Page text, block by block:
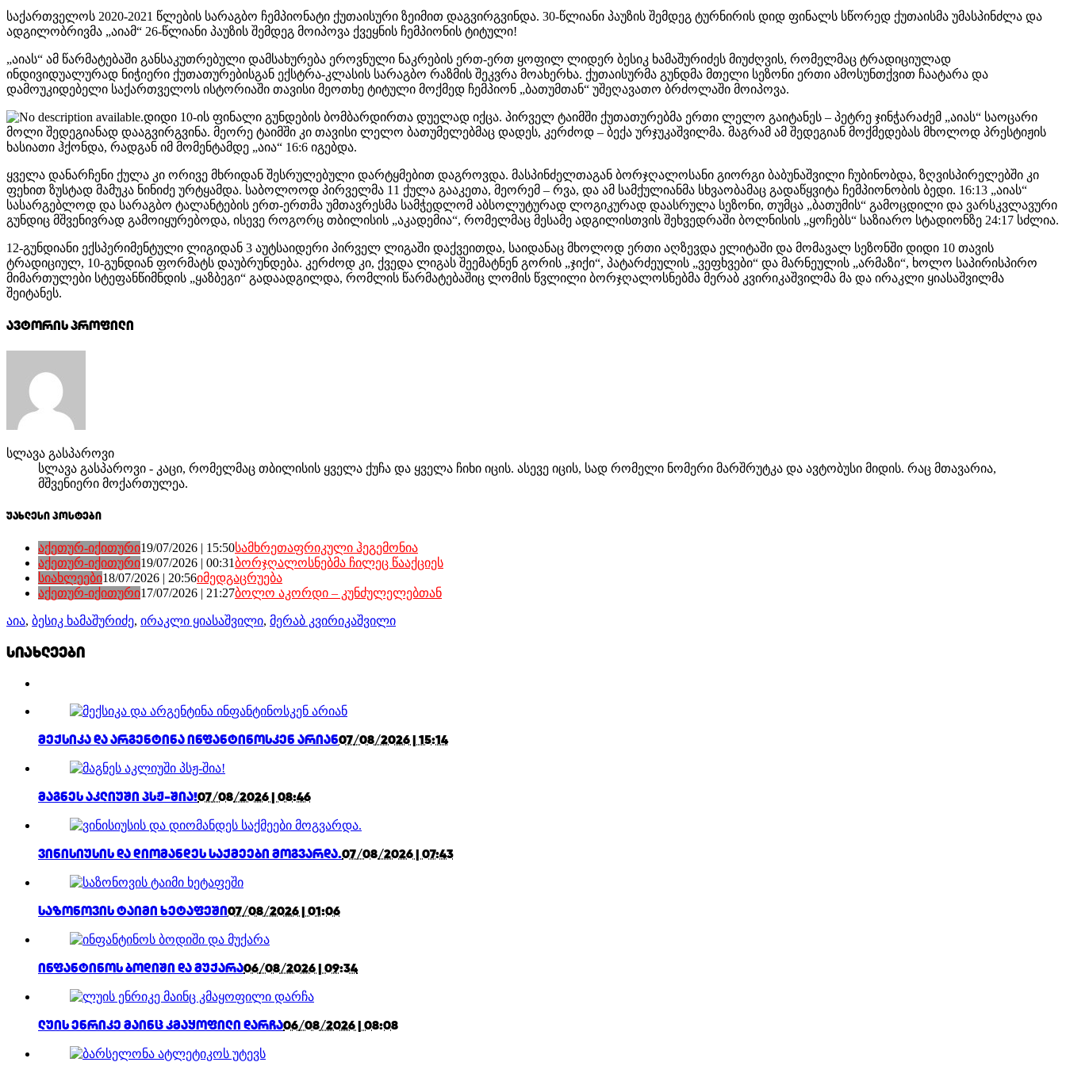
საქართველოს 2020-2021 წლების სარაგბო ჩემპიონატი ქუთაისური ზეიმით დაგვირგვინდა. 30-წლიანი პაუზის შემდეგ ტურნირის დიდ ფინალს სწორედ ქუთაისმა უმასპინძლა და
ადგილობრივმა „აიამ“ 26-წლიანი პაუზის შემდეგ მოიპოვა ქვეყნის ჩემპიონის ტიტული!
„აიას“ ამ წარმატებაში განსაკუთრებული დამსახურება ეროვნული ნაკრების ერთ-ერთ ყოფილ ლიდერ ბესიკ ხამაშურიძეს მიუძღვის, რომელმაც ტრადიციულად
ინდივიდუალურად ნიჭიერი ქუთათურებისგან ექსტრა-კლასის სარაგბო რაზმის შეკვრა მოახერხა. ქუთაისურმა გუნდმა მთელი სეზონი ერთი ამოსუნთქვით ჩაატარა და
დამოუკიდებელი საქართველოს ისტორიაში თავისი მეოთხე ტიტული მოქმედ ჩემპიონ „ბათუმთან“ უშეღავათო ბრძოლაში მოიპოვა.
დიდი 10-ის ფინალი გუნდების ბომბარდირთა დუელად იქცა. პირველ ტაიმში ქუთათურებმა ერთი ლელო გაიტანეს – პეტრე ჯინჭარაძემ „აიას“ საოცარი
მოლი შედეგიანად დააგვირგვინა. მეორე ტაიმში კი თავისი ლელო ბათუმელებმაც დადეს, კერძოდ – ბექა ურჯუკაშვილმა. მაგრამ ამ შედეგიან მოქმედებას მხოლოდ პრესტიჟის
ხასიათი ჰქონდა, რადგან იმ მომენტამდე „აია“ 16:6 იგებდა.
ყველა დანარჩენი ქულა კი ორივე მხრიდან შესრულებული დარტყმებით დაგროვდა. მასპინძელთაგან ბორჯღალოსანი გიორგი ბაბუნაშვილი ჩუბინობდა, ზღვისპირელებში კი
ფეხით ზუსტად მამუკა ნინიძე ურტყამდა. საბოლოოდ პირველმა 11 ქულა გააკეთა, მეორემ – რვა, და ამ სამქულიანმა სხვაობამაც გადაწყვიტა ჩემპიონობის ბედი. 16:13 „აიას“
სასარგებლოდ და სარაგბო ტალანტების ერთ-ერთმა უმთავრესმა სამჭედლომ აბსოლუტურად ლოგიკურად დაასრულა სეზონი, თუმცა „ბათუმის“ გამოცდილი და ვარსკვლავური
გუნდიც მშვენივრად გამოიყურებოდა, ისევე როგორც თბილისის „აკადემია“, რომელმაც მესამე ადგილისთვის შეხვედრაში ბოლნისის „ყოჩებს“ საზიარო სტადიონზე 24:17 სძლია.
12-გუნდიანი ექსპერიმენტული ლიგიდან 3 აუტსაიდერი პირველ ლიგაში დაქვეითდა, საიდანაც მხოლოდ ერთი აღზევდა ელიტაში და მომავალ სეზონში დიდი 10 თავის
ტრადიციულ, 10-გუნდიან ფორმატს დაუბრუნდება. კერძოდ კი, ქვედა ლიგას შეემატნენ გორის „ჯიქი“, პატარძეულის „ვეფხვები“ და მარნეულის „არმაზი“, ხოლო საპირისპირო
მიმართულები სტეფანწიმნდის „ყაზბეგი“ გადაადგილდა, რომლის წარმატებაშიც ლომის წვლილი ბორჯღალოსნებმა მერაბ კვირიკაშვილმა მა და ირაკლი ყიასაშვილმა
შეიტანეს.
ავტორის პროფილი
სლავა გასპაროვი
სლავა გასპაროვი - კაცი, რომელმაც თბილისის ყველა ქუჩა და ყველა ჩიხი იცის. ასევე იცის, სად რომელი ნომერი მარშრუტკა და ავტობუსი მიდის. რაც მთავარია,
მშვენიერი მოქართულეა.
უახლესი პოსტები
აქეთურ-იქითური19/07/2026 | 15:50სამხრეთაფრიკული ჰეგემონია
აქეთურ-იქითური19/07/2026 | 00:31ბორჯღალოსნებმა ჩილეც წააქციეს
სიახლეები18/07/2026 | 20:56იმედგაცრუება
აქეთურ-იქითური17/07/2026 | 21:27ბოლო აკორდი – კუნძულელებთან
აია, ბესიკ ხამაშურიძე, ირაკლი ყიასაშვილი, მერაბ კვირიკაშვილი
სიახლეები
მექსიკა და არგენტინა ინფანტინოსკენ არიან07/08/2026 | 15:14
მაგნეს აკლიუში პსჟ-შია!07/08/2026 | 08:46
ვინისიუსის და დიომანდეს საქმეები მოგვარდა.07/08/2026 | 07:43
საზონოვის ტაიმი ხეტაფეში07/08/2026 | 01:06
ინფანტინოს ბოდიში და მუქარა06/08/2026 | 09:34
ლუის ენრიკე მაინც კმაყოფილი დარჩა06/08/2026 | 08:08